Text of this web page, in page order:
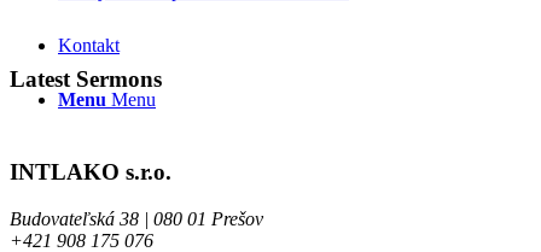
Kontakt
Menu Menu
Latest Sermons
INTLAKO s.r.o.
Budovateľská 38 | 080 01 Prešov
+421 908 175 076